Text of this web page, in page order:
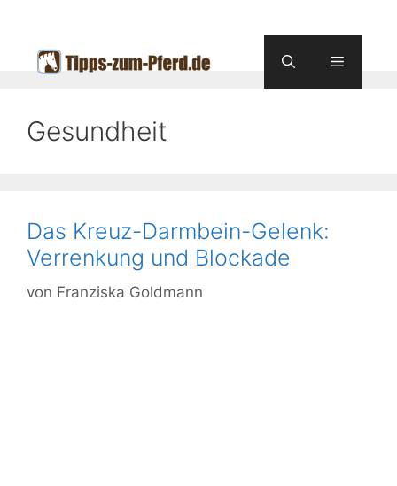
springen
Menü
Gesundheit
Das Kreuz-Darmbein-Gelenk:
Verrenkung und Blockade
von Franziska Goldmann